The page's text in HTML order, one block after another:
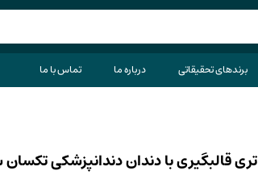
برندهای تحقیقاتی درباره ما تماس با ما
تری قالبگیری با دندان دندانپزشکی تکسان